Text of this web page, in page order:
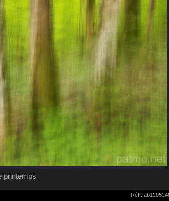
printemps
Réf :